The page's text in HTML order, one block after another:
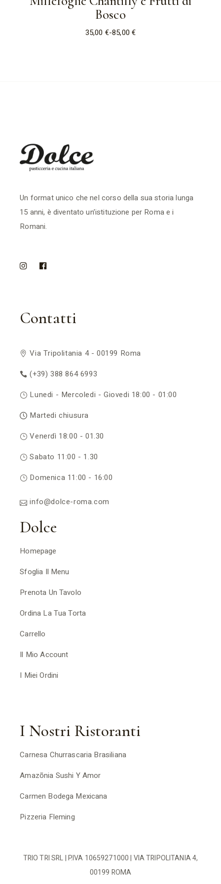
Bosco
35,00 €-85,00€
Fascia
Un format unico che nel corso della sua storia lunga
15 anni, è diventato un’istituzione per Roma e i
Romani.
Contatti
Via Tripolitania 4 - 00199 Roma
(+39) 388 864 6993
Lunedi - Mercoledi - Giovedi 18:00 - 01:00
Martedi chiusura
Venerdì 18:00 - 01.30
Sabato 11:00 - 1.30
Domenica 11:00 - 16:00
info@dolce-roma.com
Dolce
Homepage
Sfoglia Il Menu
Prenota Un Tavolo
Ordina La Tua Torta
Carrello
Il Mio Account
I Miei Ordini
I Nostri Ristoranti
Carnesa Churrascaria Brasiliana
Amazõnia Sushi Y Amor
Carmen Bodega Mexicana
Pizzeria Fleming
TRIO TRI SRL | P.IVA 10659271000 | VIA TRIPOLITANIA 4,
00199 ROMA